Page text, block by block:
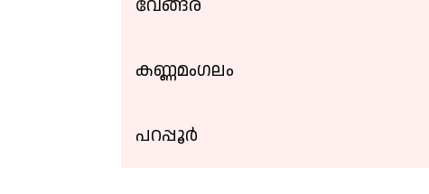
വേങ്ങര
കണ്ണമംഗലം
പറപ്പൂർ